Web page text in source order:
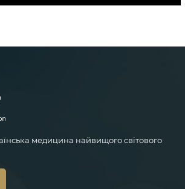
медицина найвищого світового